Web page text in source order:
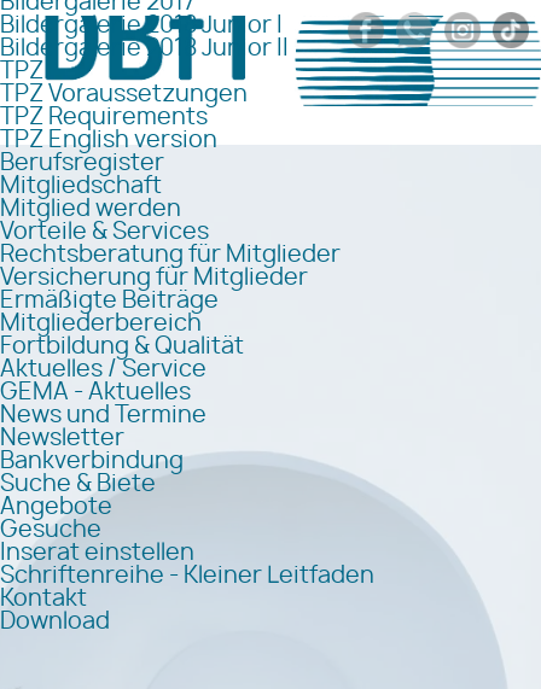
Bildergalerie 2018 Junior I
Bildergalerie 2018 Junior II
TPZ
TPZ Voraussetzungen
TPZ Requirements
TPZ English version
Berufsregister
Mitgliedschaft
Mitglied werden
Vorteile & Services
Rechtsberatung für Mitglieder
Versicherung für Mitglieder
Ermäßigte Beiträge
Mitgliederbereich
Fortbildung & Qualität
Aktuelles / Service
GEMA - Aktuelles
News und Termine
Newsletter
Bankverbindung
Suche & Biete
Angebote
Gesuche
Inserat einstellen
Schriftenreihe - Kleiner Leitfaden
Kontakt
Download